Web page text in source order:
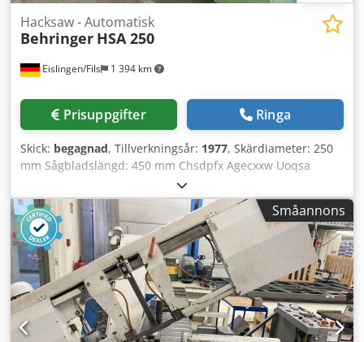
Eislingen/Fils 1 394 km
Hacksaw - Automatisk
Behringer HSA 250
Prisuppgifter Ringa
Skick: begagnad, Tillverkningsår: 1977, Skärdiameter: 250
mm Sågbladslängd: 450 mm Chsdpfx Agecxxw Uoqsa
Skärhastighet: 50/70/100/135 slag/min Mått L-B-H: 2,6 x 1,8
x 1,1 m Totalt effektbehov: 3,8 kW Maskinvikt ca: 1,2 t -
helautomatisk bågsågautomat
Småannons